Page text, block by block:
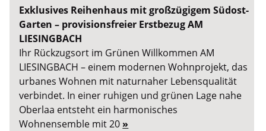
Exklusives Reihenhaus mit großzügigem Südost-
Garten – provisionsfreier Erstbezug AM
LIESINGBACH
Ihr Rückzugsort im Grünen Willkommen AM
LIESINGBACH – einem modernen Wohnprojekt, das
urbanes Wohnen mit naturnaher Lebensqualität
verbindet. In einer ruhigen und grünen Lage nahe
Oberlaa entsteht ein harmonisches
Wohnensemble mit 20 »